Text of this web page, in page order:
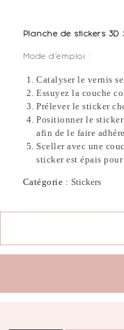
Planche de stickers 3D
Mode d’emploi :
Catalyser le vernis
Essuyez la couche
Prélever le sticker
Positionner le
afin de le faire
Sceller avec une
sticker est épais
Catégorie : Stickers
Stickers